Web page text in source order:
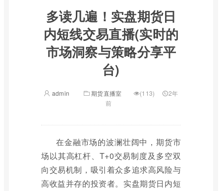
多读几遍！实盘期货日
内短线交易直播(实时的
市场洞察与策略分享平
台)
admin 期货直播室 (113)
2年
前
在金融市场的波澜壮阔中，期货市
场以其高杠杆、T+0交易制度及多空双
向交易机制，吸引着众多追求高风险与
高收益并存的投资者。实盘期货日内短